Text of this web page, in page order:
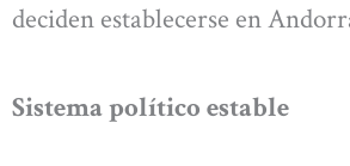
deciden establecerse en
Sistema político estable